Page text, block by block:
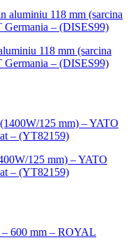
118 mm (sarcina
– (DISES99)
125 mm) – YATO
– (YT82159)